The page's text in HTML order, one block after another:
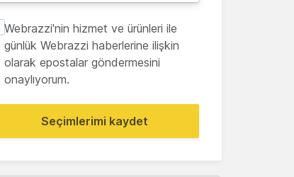
Webrazzi'nin hizmet ve ürünleri ile
günlük Webrazzi haberlerine ilişkin
olarak epostalar göndermesini
onaylıyorum.
Seçimlerimi kaydet